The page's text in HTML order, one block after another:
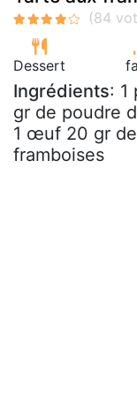
Dessert
Ingrédients: 1
gr de poudre
1 œuf 20 gr
framboises